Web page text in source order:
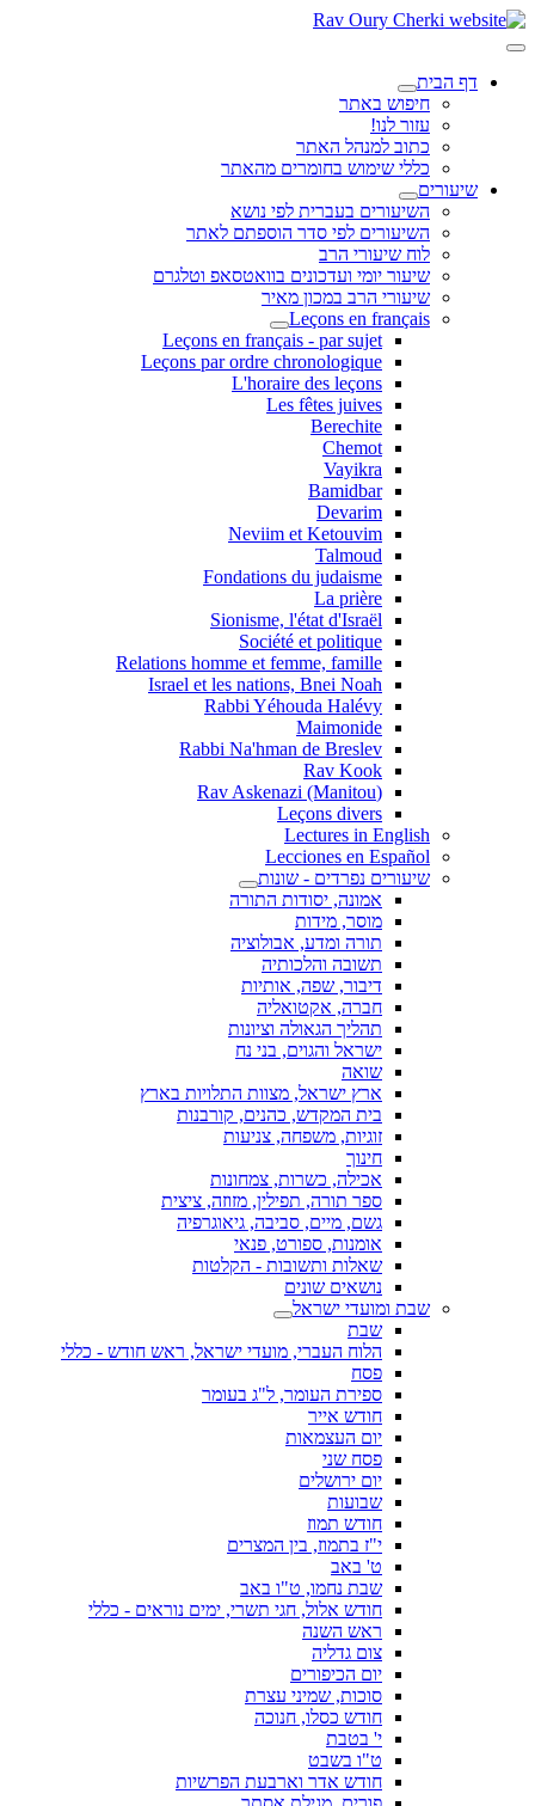
דף הבית
חיפוש באתר
עזור לנו!
כתוב למנהל האתר
כללי שימוש בחומרים מהאתר
שיעורים
השיעורים בעברית לפי נושא
השיעורים לפי סדר הוספתם לאתר
לוח שיעורי הרב
שיעור יומי ועדכונים בוואטסאפ וטלגרם
שיעורי הרב במכון מאיר
Leçons en français
Leçons en français - par sujet
Leçons par ordre chronologique
L'horaire des leçons
Les fêtes juives
Berechite
Chemot
Vayikra
Bamidbar
Devarim
Neviim et Ketouvim
Talmoud
Fondations du judaisme
La prière
Sionisme, l'état d'Israël
Société et politique
Relations homme et femme, famille
Israel et les nations, Bnei Noah
Rabbi Yéhouda Halévy
Maimonide
Rabbi Na'hman de Breslev
Rav Kook
(Rav Askenazi (Manitou
Leçons divers
Lectures in English
Lecciones en Español
שיעורים נפרדים - שונות
אמונה, יסודות התורה
מוסר, מידות
תורה ומדע, אבולוציה
תשובה והלכותיה
דיבור, שפה, אותיות
חברה, אקטואליה
תהליך הגאולה וציונות
ישראל והגוים, בני נח
שואה
ארץ ישראל, מצוות התלויות בארץ
בית המקדש, כהנים, קורבנות
זוגיות, משפחה, צניעות
חינוך
אכילה, כשרות, צמחונות
ספר תורה, תפילין, מזוזה, ציצית
גשם, מיים, סביבה, גיאוגרפיה
אומנות, ספורט, פנאי
שאלות ותשובות - הקלטות
נושאים שונים
שבת ומועדי ישראל
שבת
הלוח העברי, מועדי ישראל, ראש חודש - כללי
פסח
ספירת העומר, ל"ג בעומר
חודש אייר
יום העצמאות
פסח שני
יום ירושלים
שבועות
חודש תמוז
י"ז בתמוז, בין המצרים
ט' באב
שבת נחמו, ט"ו באב
חודש אלול, חגי תשרי, ימים נוראים - כללי
ראש השנה
צום גדליה
יום הכיפורים
סוכות, שמיני עצרת
חודש כסלו, חנוכה
י' בטבת
ט"ו בשבט
חודש אדר וארבעת הפרשיות